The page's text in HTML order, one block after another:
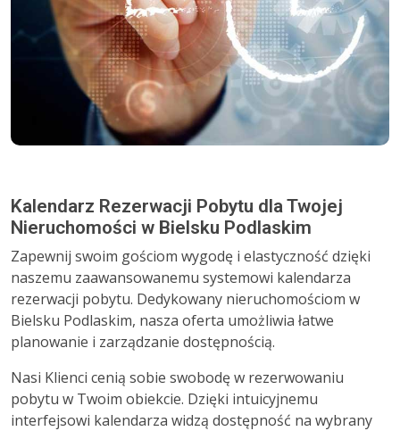
Kalendarz Rezerwacji Pobytu dla Twojej
Nieruchomości w Bielsku Podlaskim
Zapewnij swoim gościom wygodę i elastyczność dzięki
naszemu zaawansowanemu systemowi kalendarza
rezerwacji pobytu. Dedykowany nieruchomościom w
Bielsku Podlaskim, nasza oferta umożliwia łatwe
planowanie i zarządzanie dostępnością.
Nasi Klienci cenią sobie swobodę w rezerwowaniu
pobytu w Twoim obiekcie. Dzięki intuicyjnemu
interfejsowi kalendarza widzą dostępność na wybrany